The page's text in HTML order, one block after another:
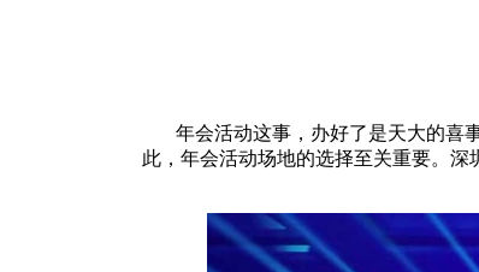
年会活动这事，办好了是天大的喜事
此，年会活动场地的选择至关重要。